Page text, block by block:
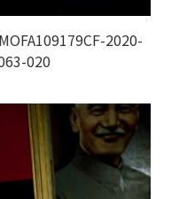
2020-
020